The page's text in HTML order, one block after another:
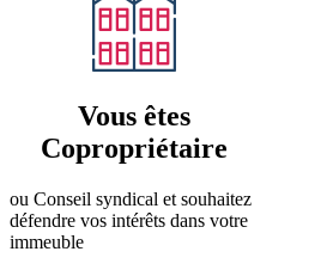
Vous êtes
Copropriétaire
ou Conseil syndical et souhaitez
défendre vos intérêts dans votre
immeuble